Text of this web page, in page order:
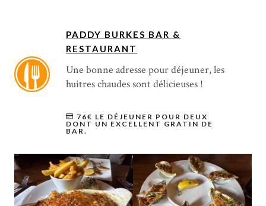
PADDY BURKES BAR &
RESTAURANT
Une bonne adresse pour déjeuner, les
huitres chaudes sont délicieuses !
76€ LE DÉJEUNER POUR DEUX
DONT UN EXCELLENT GRATIN DE
BAR.